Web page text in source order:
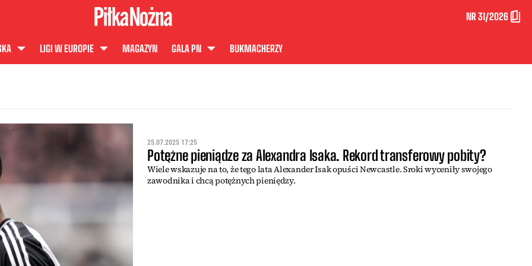
NR 31/2026
LIGI W EUROPIE MAGAZYN GALA PN BUKMACHERZY
25.07.2025 17:25
Potężne pieniądze za Alexandra Isaka. Rekord transferowy pobity?
Wiele wskazuje na to, że tego lata Alexander Isak opuści Newcastle. Sroki wyceniły swojego
zawodnika i chcą potężnych pieniędzy.